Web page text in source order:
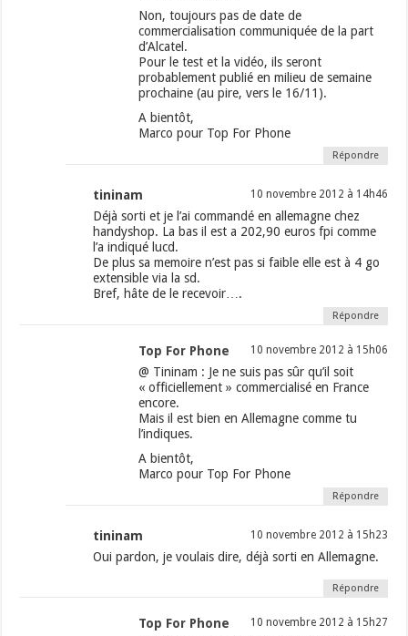
Non, toujours pas de date de
commercialisation communiquée de la part
d’Alcatel.
Pour le test et la vidéo, ils seront
probablement publié en milieu de semaine
prochaine (au pire, vers le 16/11).
A bientôt,
Marco pour Top For Phone
Répondre
tininam 10 novembre 2012 à 14h46
Déjà sorti et je l’ai commandé en allemagne chez
handyshop. La bas il est a 202,90 euros fpi comme
l’a indiqué lucd.
De plus sa memoire n’est pas si faible elle est à 4 go
extensible via la sd.
Bref, hâte de le recevoir….
Répondre
Top For Phone 10 novembre 2012 à 15h06
@ Tininam : Je ne suis pas sûr qu’il soit
« officiellement » commercialisé en France
encore.
Mais il est bien en Allemagne comme tu
l’indiques.
A bientôt,
Marco pour Top For Phone
Répondre
tininam 10 novembre 2012 à 15h23
Oui pardon, je voulais dire, déjà sorti en Allemagne.
Répondre
Top For Phone 10 novembre 2012 à 15h27